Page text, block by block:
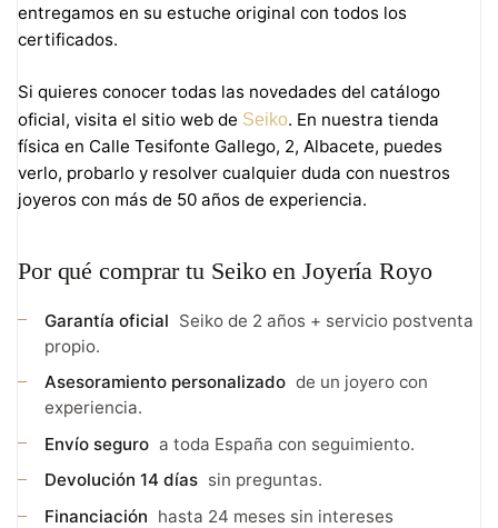
entregamos en su estuche original con todos los
certificados.
Si quieres conocer todas las novedades del catálogo
oficial, visita el sitio web de Seiko. En nuestra tienda
física en Calle Tesifonte Gallego, 2, Albacete, puedes
verlo, probarlo y resolver cualquier duda con nuestros
joyeros con más de 50 años de experiencia.
Por qué comprar tu Seiko en Joyería Royo
Garantía oficial Seiko de 2 años + servicio postventa
propio.
Asesoramiento personalizado de un joyero con
experiencia.
Envío seguro a toda España con seguimiento.
Devolución 14 días sin preguntas.
Financiación hasta 24 meses sin intereses